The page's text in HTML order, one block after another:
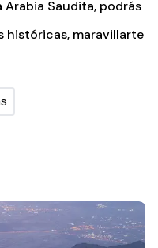
Saudita, podrás
históricas, maravillarte